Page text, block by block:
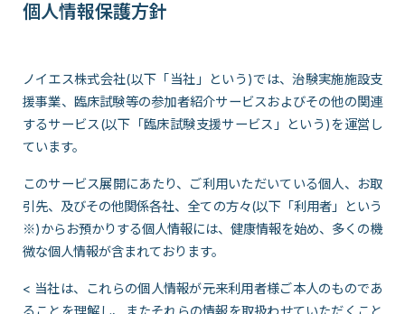
個人情報保護方針
ノイエス株式会社(以下「当社」という)では、治験実施施設支
援事業、臨床試験等の参加者紹介サービスおよびその他の関連
するサービス(以下「臨床試験支援サービス」という)を運営し
ています。
このサービス展開にあたり、ご利用いただいている個人、お取
引先、及びその他関係各社、全ての方々(以下「利用者」という
※)からお預かりする個人情報には、健康情報を始め、多くの機
微な個人情報が含まれております。
< 当社は、これらの個人情報が元来利用者様ご本人のものであ
ることを理解し、またそれらの情報を取扱わせていただくこと